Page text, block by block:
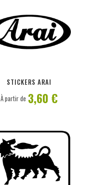
STICKERS ARAI
À partir de 3,60 €